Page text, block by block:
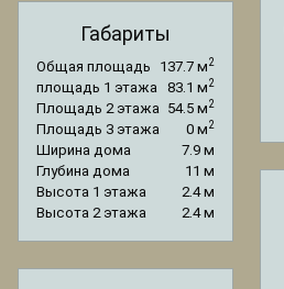
Габариты
Общая площадь 137.7 м2
площадь 1 этажа 83.1 м2
Площадь 2 этажа 54.5 м2
Площадь 3 этажа 0 м2
Ширина дома
7.9 м
Глубина дома
11 м
Высота 1 этажа
2.4 м
Высота 2 этажа
2.4 м